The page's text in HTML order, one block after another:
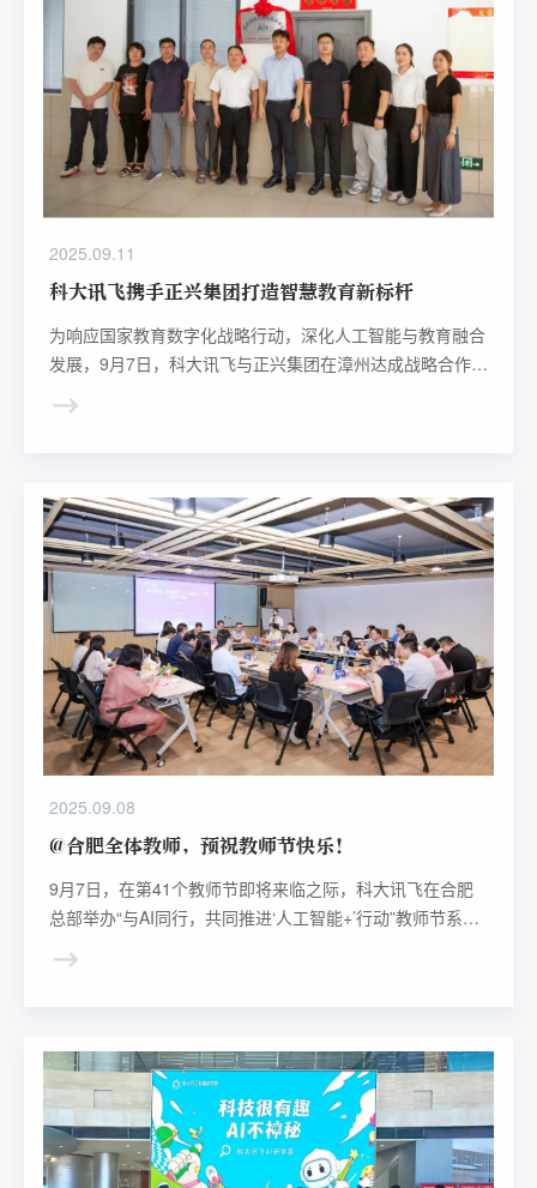
2025.09.11
科大讯飞携手正兴集团打造智慧教育新标杆
为响应国家教育数字化战略行动，深化人工智能与教育融合
发展，9月7日，科大讯飞与正兴集团在漳州达成战略合作并
2025.09.08
@合肥全体教师，预祝教师节快乐！
9月7日，在第41个教师节即将来临之际，科大讯飞在合肥
总部举办“与AI同行，共同推进‘人工智能+’行动”教师节系列